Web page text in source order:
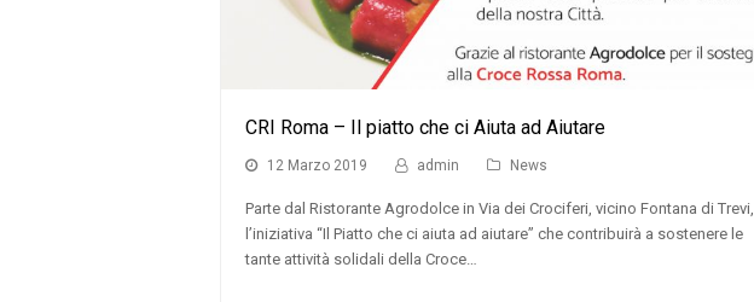
CRI Roma – Il piatto che ci Aiuta ad Aiutare
12 Marzo 2019 admin News
Parte dal Ristorante Agrodolce in Via dei Crociferi, vicino Fontana di Trevi,
l’iniziativa “Il Piatto che ci aiuta ad aiutare” che contribuirà a sostenere le
tante attività solidali della Croce…